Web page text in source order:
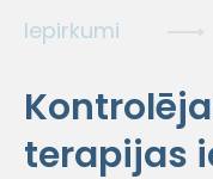
Iepirkumi
terapijas